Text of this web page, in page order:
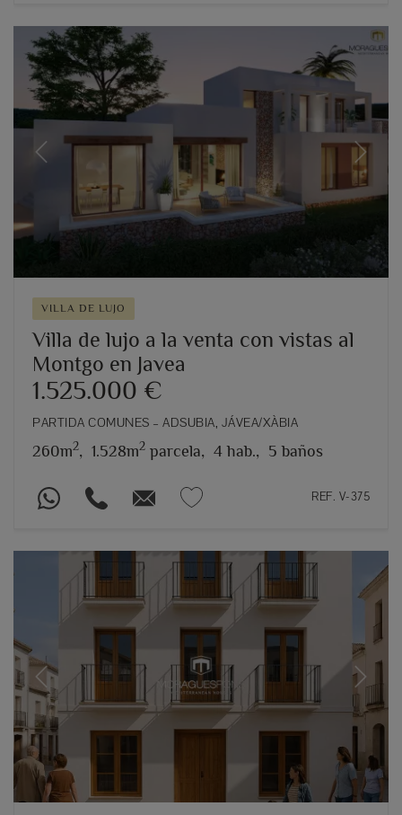
Previous Next
VILLA DE LUJO
Villa de lujo a la venta con vistas al
Montgo en Javea
1.525.000 €
PARTIDA COMUNES – ADSUBIA, JÁVEA/XÀBIA
260m2, 1.528m2 parcela, 4 hab., 5 baños
REF. V-375
Previous Next